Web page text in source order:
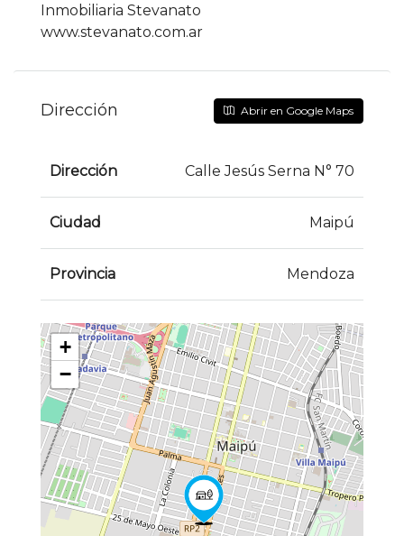
Inmobiliaria Stevanato
www.stevanato.com.ar
Dirección Abrir en Google Maps
Dirección Calle Jesús Serna N° 70
Ciudad Maipú
Provincia Mendoza
+
−